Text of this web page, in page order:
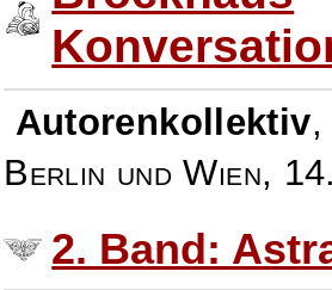
Autorenkollektiv
Berlin und Wien,
2. Band: